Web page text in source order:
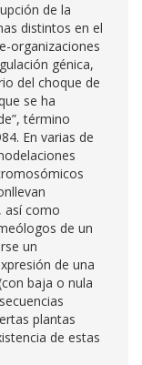
de la
distintos en el
organizaciones
génica,
del choque de
se ha
término
En varias de
así como
de un
un
de una
baja o nula
plantas
de estas